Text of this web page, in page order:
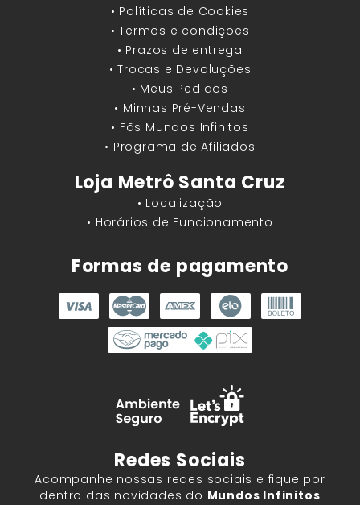
• Políticas de Cookies
• Termos e condições
• Prazos de entrega
• Trocas e Devoluções
• Meus Pedidos
• Minhas Pré-Vendas
• Fãs Mundos Infinitos
• Programa de Afiliados
Loja Metrô Santa Cruz
• Localização
• Horários de Funcionamento
Formas de pagamento
Redes Sociais
Acompanhe nossas redes sociais e fique por
dentro das novidades do Mundos Infinitos